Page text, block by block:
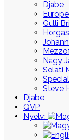
Djabe
Gulli
Nagy
Solati
Steve
Djabe
QVP
Nyelv: